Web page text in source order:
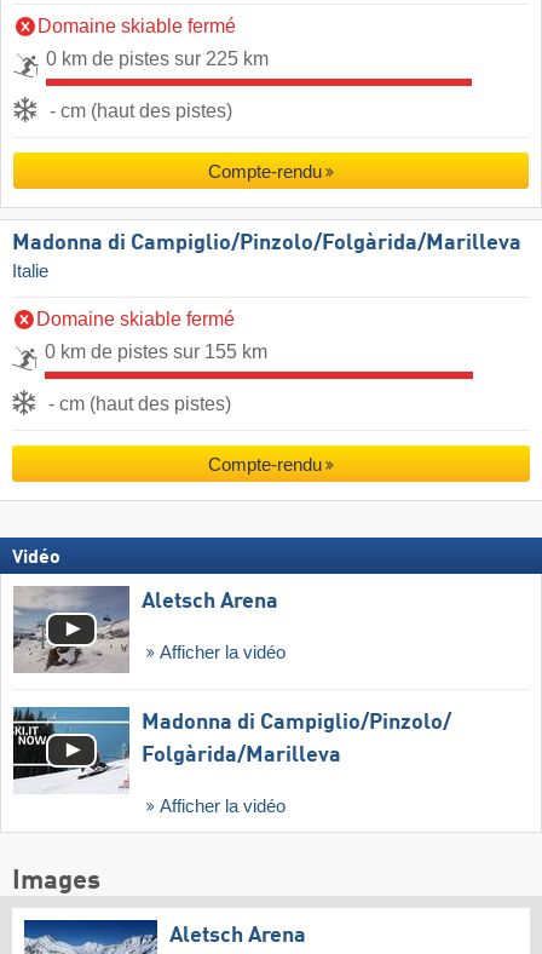
Domaine skiable fermé
0 km de pistes sur 225 km
- cm (haut des pistes)
Compte-rendu
Madonna di Campiglio/​Pinzolo/​Folgàrida/​Marilleva
Italie
Domaine skiable fermé
0 km de pistes sur 155 km
- cm (haut des pistes)
Compte-rendu
Vidéo
Aletsch Arena
Afficher la vidéo
Madonna di Campiglio/​Pinzolo/​
Folgàrida/​Marilleva
Afficher la vidéo
Images
Aletsch Arena